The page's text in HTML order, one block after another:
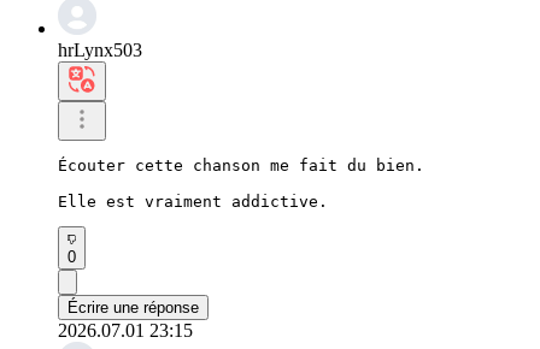
hrLynx503
Écouter cette chanson me fait du bien.
Elle est vraiment addictive.
0
Écrire une réponse
2026.07.01 23:15